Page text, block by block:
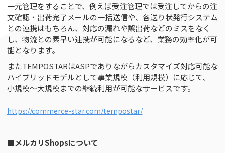
一元管理をすることで、例えば受注管理では受注してからの注
文確認・出荷完了メールの一括送信や、各送り状発行システム
との連携はもちろん、対応の漏れや誤出荷などのミスをなく
し、物流との素早い連携が可能になるなど、業務の効率化が可
能となります。
またTEMPOSTARはASPでありながらカスタマイズ対応可能な
ハイブリッドモデルとして事業規模（利用規模）に応じて、
小規模～大規模までの継続利用が可能なサービスです。
https://commerce-star.com/tempostar/
■メルカリShopsについて